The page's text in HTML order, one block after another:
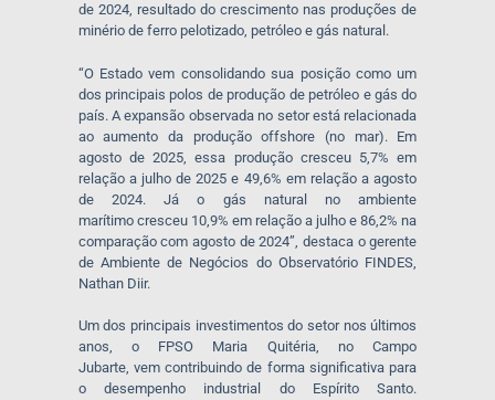
de 2024, resultado do crescimento nas produções de
minério de ferro pelotizado, petróleo e gás natural.
“O Estado vem consolidando sua posição como um
dos principais polos de produção de petróleo e gás do
país. A expansão observada no setor está relacionada
ao aumento da produçãooffshore (no mar). Em
agosto de 2025, essa produção cresceu 5,7% em
relação a julho de 2025 e 49,6% em relação a agosto
de 2024. Já o gás natural no ambiente
marítimo cresceu 10,9% em relação a julho e 86,2% na
comparação com agosto de 2024”, destaca o gerente
de Ambiente de Negócios do Observatório FINDES,
Nathan Diir.
Um dos principais investimentos do setor nos últimos
anos, o FPSO Maria Quitéria, no Campo
Jubarte, vem contribuindo de forma significativa para
o desempenho industrial do Espírito Santo.